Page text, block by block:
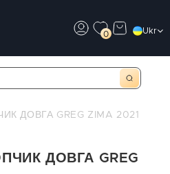
0 Ukr
ДОВГА GREG ZIMA 2021
ДОВГА GREG